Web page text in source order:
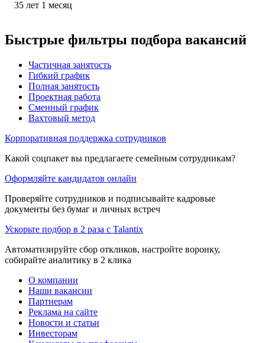
35 лет 1 месяц
Быстрые фильтры подбора вакансий
Частичная занятость
Гибкий график
Полная занятость
Проектная работа
Сменный график
Вахтовый метод
Корпоративная поддержка сотрудников
Какой соцпакет вы предлагаете семейным сотрудникам?
Оформляйте кандидатов онлайн
Проверяйте сотрудников и подписывайте кадровые
документы без бумаг и личных встреч
Ускорьте подбор в 2 раза с Talantix
Автоматизируйте сбор откликов, настройте воронку,
собирайте аналитику в 2 клика
О компании
Наши вакансии
Партнерам
Реклама на сайте
Новости и статьи
Инвесторам